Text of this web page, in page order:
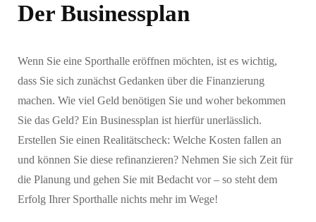
Der Businessplan
Wenn Sie eine Sporthalle eröffnen möchten, ist es wichtig,
dass Sie sich zunächst Gedanken über die Finanzierung
machen. Wie viel Geld benötigen Sie und woher bekommen
Sie das Geld? Ein Businessplan ist hierfür unerlässlich.
Erstellen Sie einen Realitätscheck: Welche Kosten fallen an
und können Sie diese refinanzieren? Nehmen Sie sich Zeit für
die Planung und gehen Sie mit Bedacht vor – so steht dem
Erfolg Ihrer Sporthalle nichts mehr im Wege!